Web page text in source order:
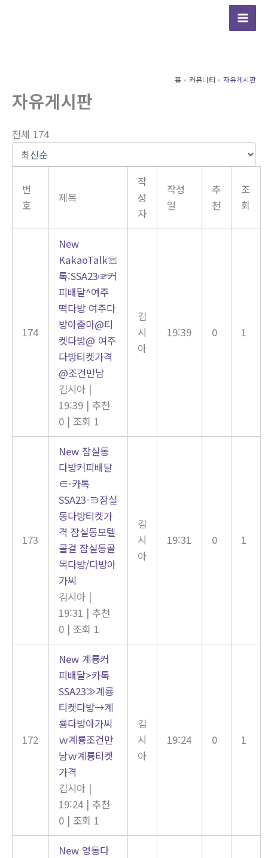
홈 커뮤니티 자유게시판
자유게시판
전체 174
번
호
제목
작
성
자
작성
일
추
천
조
회
174
New
KakaoTalk☏
톡:SSA23☞커
피배달^여주
떡다방 여주다
방아줌마@티
켓다방@ 여주
다방티켓가격
@조건만남
김시아 |
19:39 | 추천
0 | 조회 1
김
시
아
19:39 0 1
173
New 잠실동
다방커피배달
∈-카톡
SSA23-∋잠실
동다방티켓가
격 잠실동모텔
콜걸 잠실동골
목다방/다방아
가씨
김시아 |
19:31 | 추천
0 | 조회 1
김
시
아
19:31 0 1
172
New 계룡커
피배달>카톡
SSA23≫계룡
티켓다방→계
룡다방아가씨
ｗ계룡조건만
남ｗ계룡티켓
가격
김시아 |
19:24 | 추천
0 | 조회 1
김
시
아
19:24 0 1
New 영동다